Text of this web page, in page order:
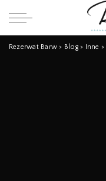
Rezerwat Barw > Blog> Inne >